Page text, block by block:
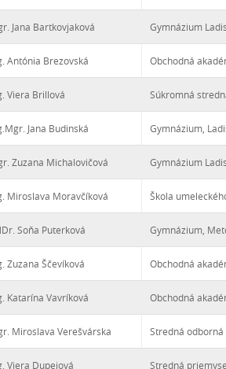
Jana Bartkovjaková Gymnázium
Antónia Brezovská Obchodná
Viera Brillová Súkromná
Jana Budinská Gymnázium,
Zuzana Michalovičová Gymnázium
Miroslava Moravčíková Škola
Soňa Puterková Gymnázium,
Zuzana Ščevíková Obchodná
Katarína Vavríková Obchodná
Miroslava Verešvárska Stredná
Viera Dupejová Stredná